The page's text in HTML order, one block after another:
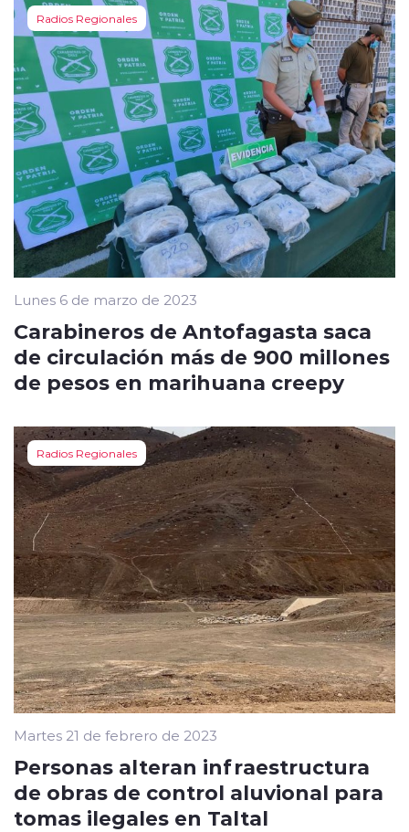
Radios Regionales
Lunes 6 de marzo de 2023
Carabineros de Antofagasta saca
de circulación más de 900 millones
de pesos en marihuana creepy
Radios Regionales
Martes 21 de febrero de 2023
Personas alteran infraestructura
de obras de control aluvional para
tomas ilegales en Taltal